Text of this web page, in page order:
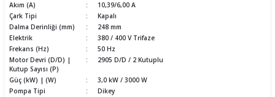
Akım (A)
10,39/6,00 A
Çark Tipi
Kapalı
Dalma Derinliği (mm)
248 mm
Elektrik
380 / 400 V Trifaze
Frekans (Hz)
50 Hz
Motor Devri (D/D) |
Kutup Sayısı (P)
2905 D/D / 2 Kutuplu
Güç (kW) | (W)
3,0 kW / 3000 W
Pompa Tipi
Dikey